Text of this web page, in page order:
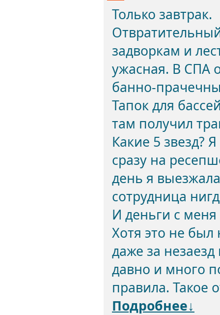
Только завтрак.
задворкам и
ужасная. В СПА
банно-
Тапок для
там получил
Какие 5 звезд?
сразу на
день я
сотрудница
И деньги с
Хотя это не
даже за
давно и много
правила. Такое
Подробнее↓